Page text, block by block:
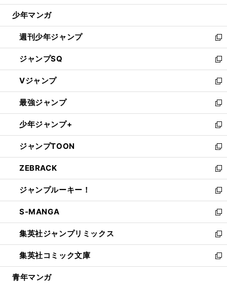
ウ
開
く
少年マンガ
週刊少年ジャンプ
新
し
い
ウ
ィ
ン
ド
ウ
で
開
く
ジャンプSQ
新
し
い
ウ
ィ
ン
ド
ウ
で
開
く
Vジャンプ
新
し
い
ウ
ィ
ン
ド
ウ
で
開
く
最強ジャンプ
新
し
い
ウ
ィ
ン
ド
ウ
で
開
く
少年ジャンプ+
新
し
い
ウ
ィ
ン
ド
ウ
で
開
く
ジャンプTOON
新
し
い
ウ
ィ
ン
ド
ウ
で
開
く
ZEBRACK
新
し
い
ウ
ィ
ン
ド
ウ
で
開
ジャンプルーキー！
新
し
い
ウ
ィ
ン
ド
ウ
S-MANGA
新
し
い
ウ
ィ
ン
集英社ジャンプリミックス
新
し
い
ウ
集英社コミック文庫
新
し
青年マンガ